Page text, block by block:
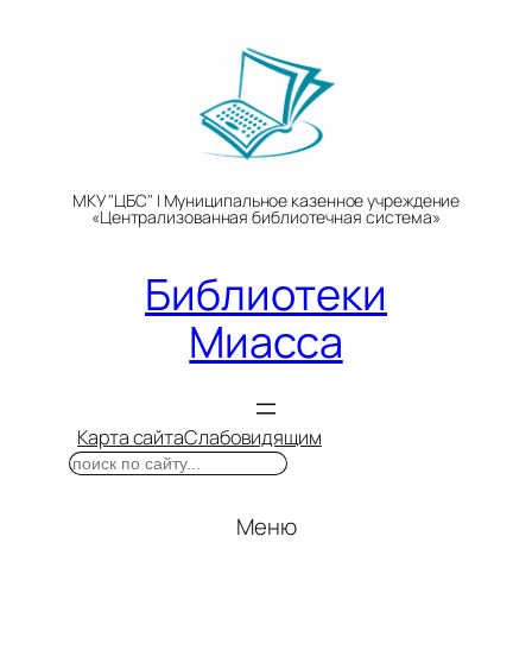
МКУ "ЦБС" | Муниципальное казенное учреждение
«Централизованная библиотечная система»
Библиотеки
Миасса
Карта сайтаСлабовидящим
Поиск
Меню